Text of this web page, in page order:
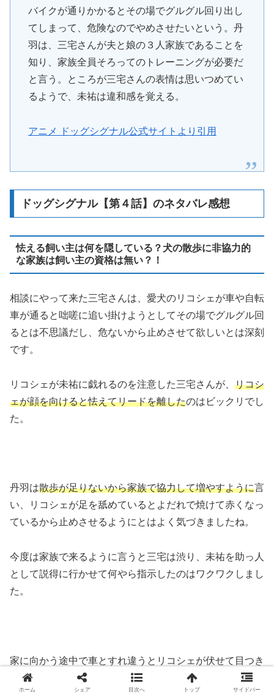
バイクが通りかかるとその場でグルグル回り出し
てしまって、危険なのでやめさせたいという。丹
羽は、三宅さんが夫と娘の３人家族であることを
知り、家族全員そろってのトレーニングが必要だ
と言う。ところが三宅さんの表情は思いつめてい
るようで、未祐は違和感を覚える。
アニメ ドッグシグナル公式サイトより引用
ドッグシグナル【第４話】のネタバレ感想
怯える飼い主は何を隠している？犬の散歩に非協力的
な家族は飼い主の資格は無い？！
相談にやって来た三宅さんは、愛犬のリコシェが車や自転
車が通ると咄嗟に追い掛けようとしてその場でグルグル回
るとは不思議だし、危ないから止めさせて欲しいとは深刻
です。
リコシェが未祐に戯れるのを注意した三宅さんが、 リコシ
ェが顔を向けると怯えてリードを離したのはビックリでし
た。
丹羽は散歩が足りないから家族で協力して増やすように言
い、リコシェが足を舐めているとよだれで焼けて赤くなっ
ているから止めさせるようにとはよく気づきましたね。
今度は家族で来るように言うと三宅は渋り、未祐を助っ人
として説得に行かせて何やら指示したのはワクワクしまし
た。
家に向かう途中で車とすれ違うとリコシェが伏せて目つき
が変わり、三宅さんが注意すると回り出したのは心配にな
りました。
ホーム シェア 目次へ トップ サイドバー